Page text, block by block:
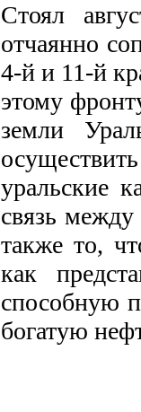
Стоял
отчаянно
4-й и 11-й
этому
земли
уральские
связь
также то,
как
способную
богатую